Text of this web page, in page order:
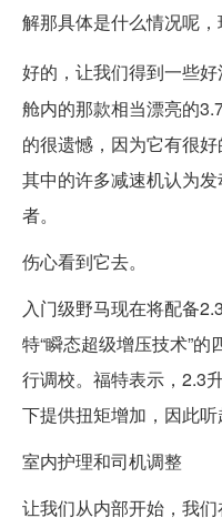
解那具体是什么情况呢
好的，让我们得到一些
舱内的那款相当漂亮的
的很遗憾，因为它有很
其中的许多减速机认为
者。
伤心看到它去。
入门级野马现在将配备
特“瞬态超级增压技术”
行调校。福特表示，2.3
下提供扭矩增加，因此听
室内护理和司机调整
让我们从内部开始，我